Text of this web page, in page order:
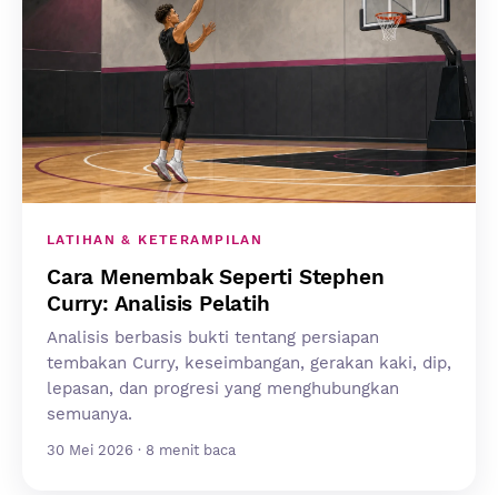
LATIHAN & KETERAMPILAN
Cara Menembak Seperti Stephen
Curry: Analisis Pelatih
Analisis berbasis bukti tentang persiapan
tembakan Curry, keseimbangan, gerakan kaki, dip,
lepasan, dan progresi yang menghubungkan
semuanya.
30 Mei 2026 · 8 menit baca